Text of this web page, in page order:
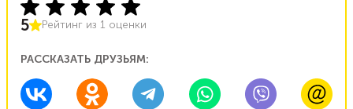
5 Рейтинг из 1 оценки
РАССКАЗАТЬ ДРУЗЬЯМ: